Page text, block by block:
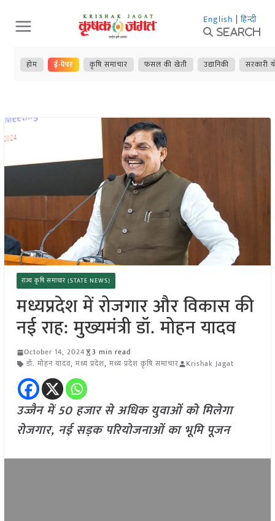
Skip
to
content
English | हिन्दी
Search
होम ई-पेपर कृषि समाचार फसल की खेती उद्यानिकी सरकारी
राज्य कृषि समाचार (STATE NEWS)
मध्यप्रदेश में रोजगार और विकास की
नई राह: मुख्यमंत्री डॉ. मोहन यादव
October 14, 2024
3 min read
डॉ. मोहन यादव, मध्य प्रदेश, मध्य प्रदेश कृषि समाचार Krishak Jagat
उज्जैन में 50 हजार से अधिक युवाओं को मिलेगा
रोजगार, नई सड़क परियोजनाओं का भूमि पूजन